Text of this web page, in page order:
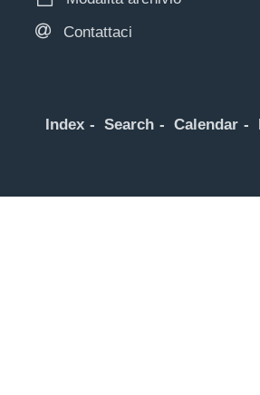
Contattaci
Index Search Calendar